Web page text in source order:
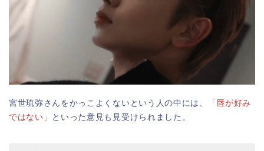
宮世琉弥さんをかっこよくないという人の中には、
「唇が好み
ではない」
といった意見も見受けられました。